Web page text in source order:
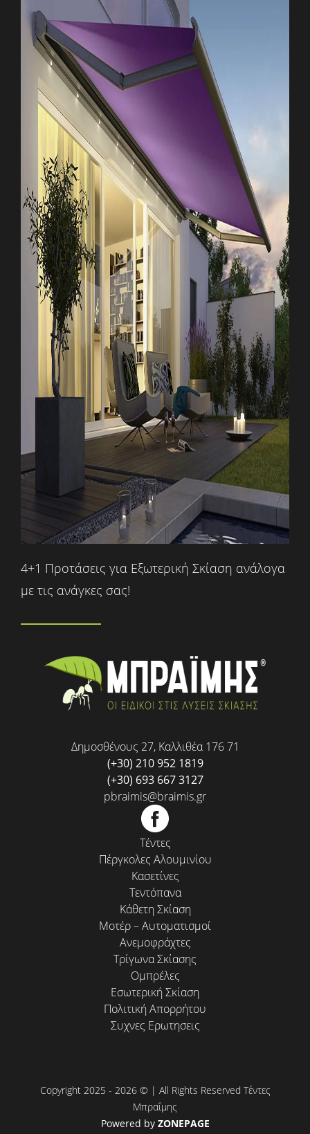
4+1 Προτάσεις για Εξωτερική Σκίαση ανάλογα
με τις ανάγκες σας!
Δημοσθένους 27, Καλλιθέα 176 71
(+30) 210 952 1819
(+30) 693 667 3127
pbraimis@braimis.gr
Τέντες
Πέργκολες Αλουμινίου
Κασετίνες
Τεντόπανα
Κάθετη Σκίαση
Μοτέρ – Αυτοματισμοί
Ανεμοφράχτες
Τρίγωνα Σκίασης
Ομπρέλες
Εσωτερική Σκίαση
Πολιτική Απορρήτου
Συχνες Ερωτησεις
Copyright 2025 - 2026 © | All Rights Reserved Τέντες
Μπραΐμης
Powered by ZONEPAGE